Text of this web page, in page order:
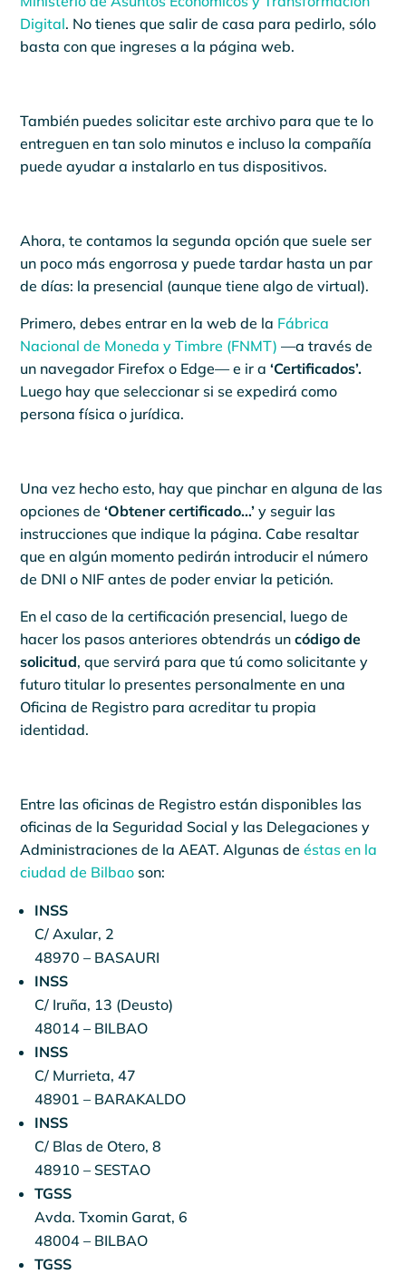
Digital. No tienes que salir de casa para pedirlo, sólo
basta con que ingreses a la página web.
También puedes solicitar este archivo para que te lo
entreguen en tan solo minutos e incluso la compañía
puede ayudar a instalarlo en tus dispositivos.
Ahora, te contamos la segunda opción que suele ser
un poco más engorrosa y puede tardar hasta un par
de días: la presencial (aunque tiene algo de virtual).
Primero, debes entrar en la web de la Fábrica
Nacional de Moneda y Timbre (FNMT) —a través de
un navegador Firefox o Edge— e ir a ‘Certificados’.
Luego hay que seleccionar si se expedirá como
persona física o jurídica.
Una vez hecho esto, hay que pinchar en alguna de las
opciones de‘Obtener certificado…’ y seguir las
instrucciones que indique la página. Cabe resaltar
que en algún momento pedirán introducir el número
de DNI o NIF antes de poder enviar la petición.
En el caso de la certificación presencial, luego de
hacer los pasos anteriores obtendrás uncódigo de
solicitud, que servirá para que tú como solicitante y
futuro titular lo presentes personalmente en una
Oficina de Registro para acreditar tu propia
identidad.
Entre las oficinas de Registro están disponibles las
oficinas de la Seguridad Social y las Delegaciones y
Administraciones de la AEAT. Algunas deéstas en la
ciudad de Bilbao son:
INSS
C/ Axular, 2
48970 – BASAURI
INSS
C/ Iruña, 13 (Deusto)
48014 – BILBAO
INSS
C/ Murrieta, 47
48901 – BARAKALDO
INSS
C/ Blas de Otero, 8
48910 – SESTAO
TGSS
Avda. Txomin Garat, 6
48004 – BILBAO
TGSS